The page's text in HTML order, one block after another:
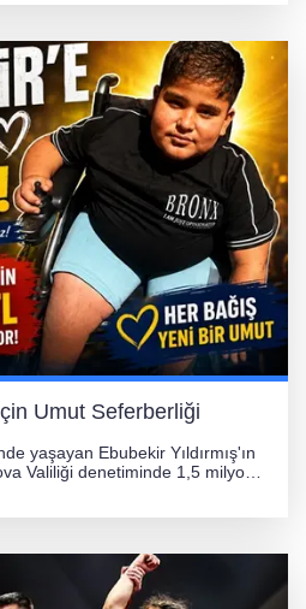
Umut Seferberliği
yaşayan Ebubekir Yıldırmış'ın
Valiliği denetiminde 1,5 milyon